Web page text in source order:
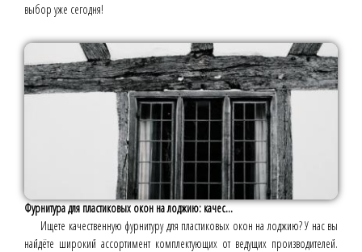
выбор уже сегодня!
Фурнитура для пластиковых окон на лоджию: качес...
Ищете качественную фурнитуру для пластиковых окон на лоджию? У нас вы
найдёте широкий ассортимент комплектующих от ведущих производителей.